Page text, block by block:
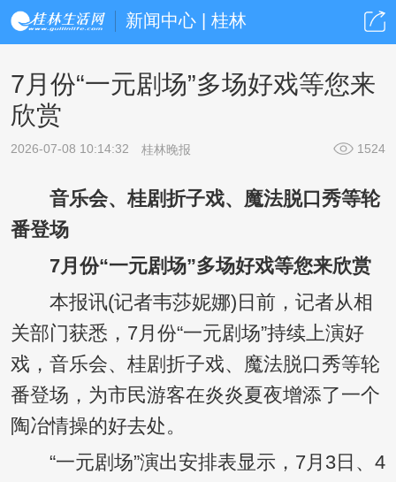
新闻中心 | 桂林
7月份“一元剧场”多场好戏等您来
欣赏
2026-07-08 10:14:32 桂林晚报 1524
音乐会、桂剧折子戏、魔法脱口秀等轮
番登场
7月份“一元剧场”多场好戏等您来欣赏
本报讯(记者韦莎妮娜)日前，记者从相
关部门获悉，7月份“一元剧场”持续上演好
戏，音乐会、桂剧折子戏、魔法脱口秀等轮
番登场，为市民游客在炎炎夏夜增添了一个
陶冶情操的好去处。
“一元剧场”演出安排表显示，7月3日、4